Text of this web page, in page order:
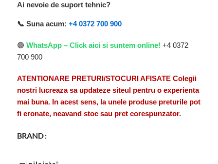
Ai nevoie de suport tehnic?
📞 Suna acum: +4 0372 700 900
🟢 WhatsApp – Click aici si suntem online! +4 0372
700 900
ATENTIONARE PRETURI/STOCURI AFISATE Colegii
nostri lucreaza sa updateze siteul pentru o experienta
mai buna. In acest sens, la unele produse preturile pot
fi eronate, neavand stoc sau pret corespunzator.
BRAND